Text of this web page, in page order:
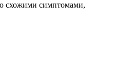
схожими симптомами,